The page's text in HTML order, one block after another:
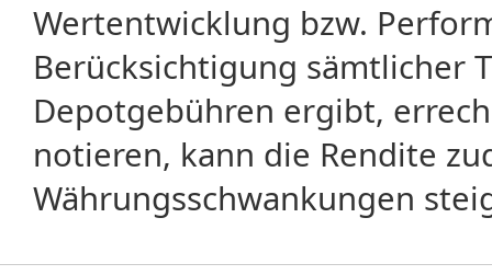
Wertentwicklung bzw.
Berücksichtigung sämtlicher
Depotgebühren ergibt,
notieren, kann die Rendite
Währungsschwankungen